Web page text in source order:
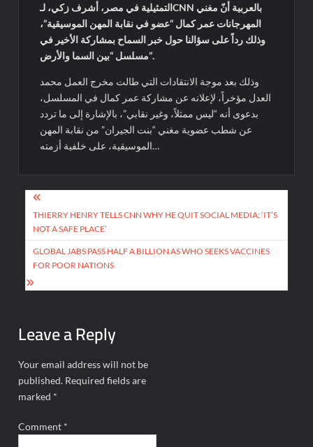
التمثيلية في مصر، أشرف زكي، لـCNN بالعربية أنّ مغني
المهرجانات عمر كمال “عضو في نقابة المهن الموسيقية”،
وذلك رداً على سؤالنا حول خبر السماح بمشاركة الأخير في
مسلسل “بين السما والأرض”.
وذلك بعد موجة الانتقادات التي طالت مخرج العمل محمد
العدل مؤخراً، لإعلانه عن مشاركة عمر كمال في المسلسل،
بدعوى أنه “ليس ممثلاً، وغير نقابي”، بالإشارة إلى ما تردد
عن شطب عضوية مغني “بنت الجيران” من نقابة المهن
الموسيقية، على خلفية أزمته…
Post
navigation
THIERRY HENRY TELLS CNN WHY HE QUIT SOCIAL MEDIA: ‘IT’S
NOT A SAFE PLACE’
GLOBAL JABS PASS HALF A BILLION AS WHO SEEKS VACCINES
FOR POOR NATIONS
Leave a Reply
Your email address will not be
published. Required fields are
marked *
Comment *